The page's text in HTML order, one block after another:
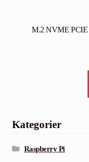
M.2 NVME PCIE
Kategorier
Raspberry Pi